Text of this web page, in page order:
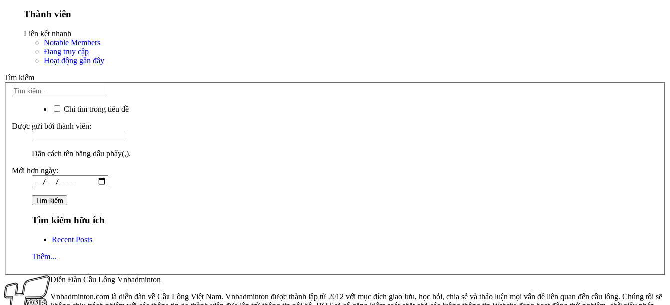
Thành viên
Liên kết nhanh
Notable Members
Đang truy cập
Hoạt động gần đây
Tìm kiếm
Chỉ tìm trong tiêu đề
Được gửi bởi thành viên:
Dãn cách tên bằng dấu phẩy(,).
Mới hơn ngày:
Tìm kiếm hữu ích
Recent Posts
Thêm...
Diễn Đàn Cầu Lông Vnbadminton
Vnbadminton.com là diễn đàn về Cầu Lông Việt Nam. Vnbadminton được thành lập từ 2012 với mục đích giao lưu, học hỏi, chia sẻ và thảo luận mọi vấn đề liên quan đến cầu lông. Chúng tôi sẽ